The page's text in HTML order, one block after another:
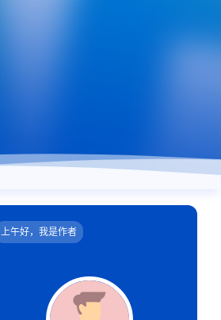
上午好，我是作者